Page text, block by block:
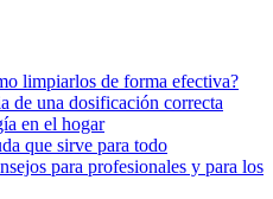
limpiarlos de forma efectiva?
de una dosificación correcta
en el hogar
que sirve para todo
para profesionales y para los